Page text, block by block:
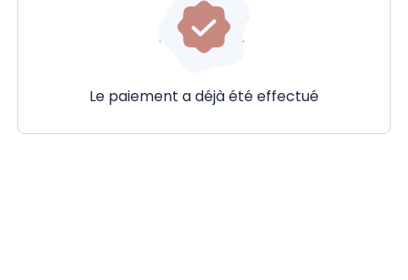
Le paiement a déjà été effectué